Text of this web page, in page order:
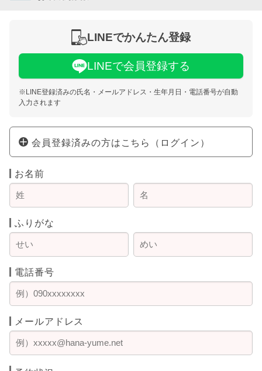
LINEでかんたん登録
LINEで会員登録する
※LINE登録済みの氏名・メールアドレス・生年月日・電話番号が自動
入力されます
会員登録済みの方はこちら（ログイン）
お名前
ふりがな
電話番号
メールアドレス